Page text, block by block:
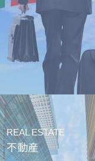
REAL ESTATE
不動産